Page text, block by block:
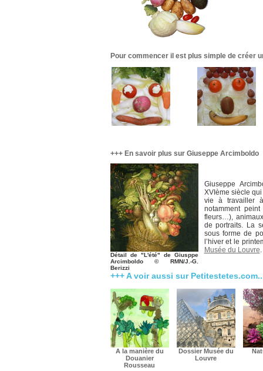
Pour commencer il est plus simple de créer
+++ En savoir plus sur Giuseppe Arcimboldo
Détail de "L'été" de Giusppe
Arcimboldo © RMN/J.-G.
Berizzi
Giuseppe
XVIème siècle
vie à travailler
notamment
fleurs…),
de portraits. La
sous forme de
l’hiver et le
Musée du Louvre.
+++ A voir aussi sur
A la manière du
Douanier
Rousseau
Dossier Musée du
Louvre